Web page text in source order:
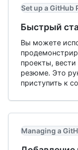
Set up a GitHub
Быстрый
Вы можете
проекты,
резюме. Это
приступить к
Managing a